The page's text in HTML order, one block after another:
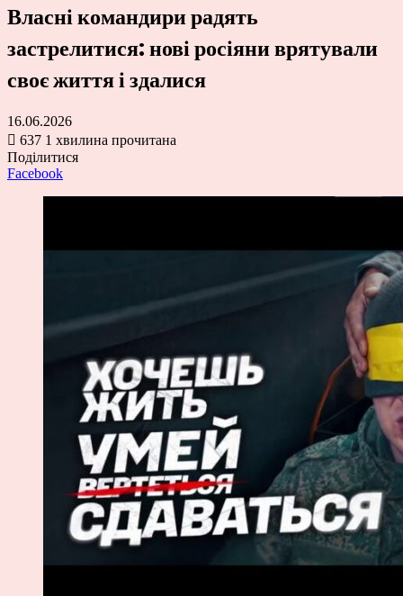
Власні командири радять
застрелитися: нові росіяни врятували
своє життя і здалися
16.06.2026
637 1 хвилина прочитана
Поділитися
Facebook